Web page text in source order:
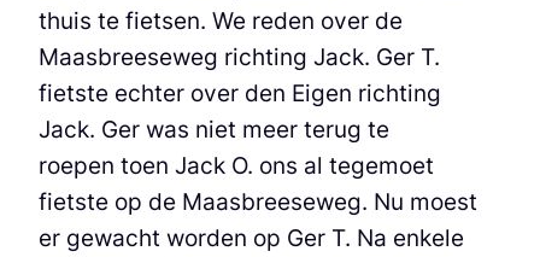
thuis te fietsen. We reden over de
Maasbreeseweg richting Jack. Ger T.
fietste echter over den Eigen richting
Jack. Ger was niet meer terug te
roepen toen Jack O. ons al tegemoet
fietste op de Maasbreeseweg. Nu moest
er gewacht worden op Ger T. Na enkele